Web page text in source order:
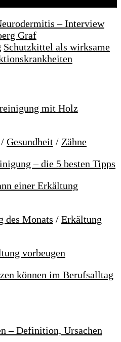
– Interview
Graf
Schutzkittel als wirksame
/ Gesundheit / Zähne
– die 5 besten Tipps
des Monats / Erkältung
vorbeugen
– Definition, Ursachen